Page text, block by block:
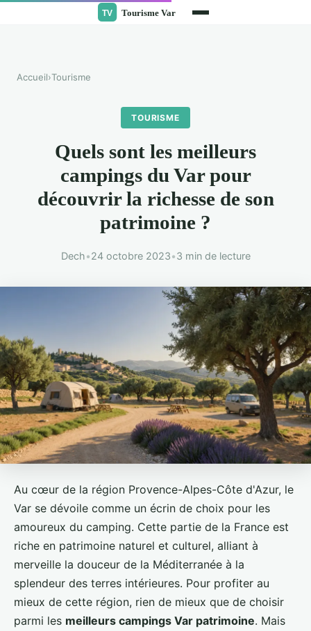
Accueil›Tourisme
TOURISME
Quels sont les meilleurs
campings du Var pour
découvrir la richesse de son
patrimoine ?
Dech•24 octobre 2023•3 min de lecture
Au cœur de la région Provence-Alpes-Côte d'Azur, le
Var se dévoile comme un écrin de choix pour les
amoureux du camping. Cette partie de la France est
riche en patrimoine naturel et culturel, alliant à
merveille la douceur de la Méditerranée à la
splendeur des terres intérieures. Pour profiter au
mieux de cette région, rien de mieux que de choisir
parmi les meilleurs campings Var patrimoine. Mais